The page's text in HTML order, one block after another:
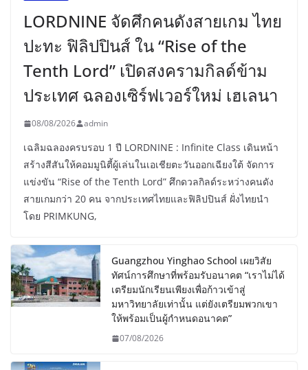
LORDNINE จัดศึกคนดังสายเกม ไทย
ปะทะ ฟิลิปปินส์ ใน “Rise of the
Tenth Lord” เปิดสงครามกิลด์ข้าม
ประเทศ ฉลองเซิร์ฟเวอร์ใหม่ เฮเลนา
08/08/2026 admin
เฉลิมฉลองครบรอบ 1 ปี LORDNINE : Infinite Class เดินหน้า
สร้างสีสันให้คอมมูนิตี้ผู้เล่นในเอเชียตะวันออกเฉียงใต้ จัดการ
แข่งขัน “Rise of the Tenth Lord” ศึกดวลกิลด์ระหว่างคนดัง
สายเกมกว่า 20 คน จากประเทศไทยและฟิลิปปินส์ ฝั่งไทยนำ
โดย PRIMKUNG,
Guangzhou Yinghao School เผยวิสัย
ทัศน์การศึกษาที่พร้อมรับอนาคต “เราไม่ได้
เตรียมนักเรียนเพียงเพื่อก้าวเข้าสู่
มหาวิทยาลัยเท่านั้น แต่ยังเตรียมพวกเขา
ให้พร้อมเป็นผู้กำหนดอนาคต”
07/08/2026